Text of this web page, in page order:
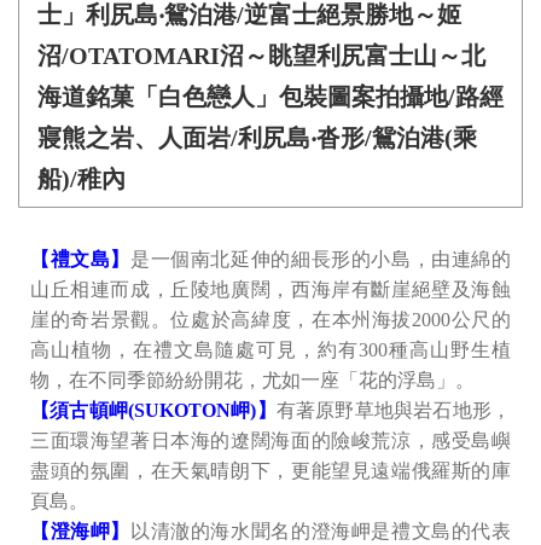
士」利尻島‧鴛泊港/逆富士絕景勝地～姬
沼/OTATOMARI沼～眺望利尻富士山～北
海道銘菓「白色戀人」包裝圖案拍攝地/路經
寢熊之岩、人面岩/利尻島‧沓形/鴛泊港(乘
船)/稚內
【禮文島】 是一個南北延伸的細長形的小島，由連綿的
山丘相連而成，丘陵地廣闊，西海岸有斷崖絕壁及海蝕
崖的奇岩景觀。位處於高緯度，在本州海拔2000公尺的
高山植物，在禮文島隨處可見，約有300種高山野生植
物，在不同季節紛紛開花，尤如一座「花的浮島」。
【須古頓岬(SUKOTON岬)】 有著原野草地與岩石地形，
三面環海望著日本海的遼闊海面的險峻荒涼，感受島嶼
盡頭的氛圍，在天氣晴朗下，更能望見遠端俄羅斯的庫
頁島。
【澄海岬】
以清澈的海水聞名的澄海岬是禮文島的代表